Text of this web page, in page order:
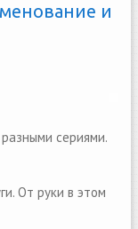
и
сериями.
От руки в этом